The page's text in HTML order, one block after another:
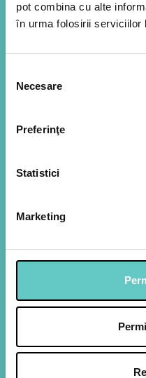
pot combina cu alte
în urma folosirii serviciilor
consimțământului
Necesare
Preferinţe
Statistici
Marketing
puse intr-o tava
piele, le intoarcem
marinat cca 40
noapte, ca sa le